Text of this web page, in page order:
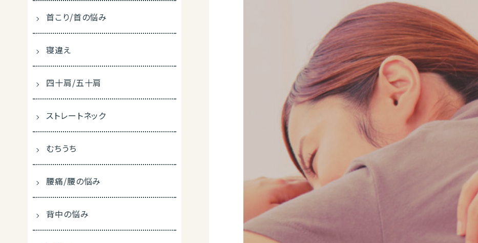
首こり/首の悩み
寝違え
四十肩/五十肩
ストレートネック
むちうち
腰痛/腰の悩み
背中の悩み